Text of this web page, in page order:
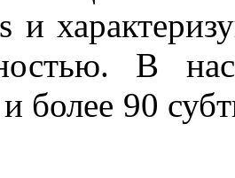
и
В
более 90